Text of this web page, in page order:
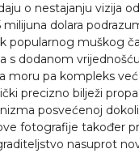
o nestajanju vizija
dolara
popularnog muškog
dodanom
pa kompleks
precizno bilježi
posvećenoj
fotografije
nasuprot